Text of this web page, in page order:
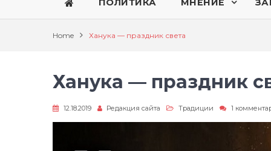
ПОЛИТИКА МНЕНИЕ
Home Ханука — праздник света
Ханука — праздник
12.18.2019 Редакция сайта Традиции 1